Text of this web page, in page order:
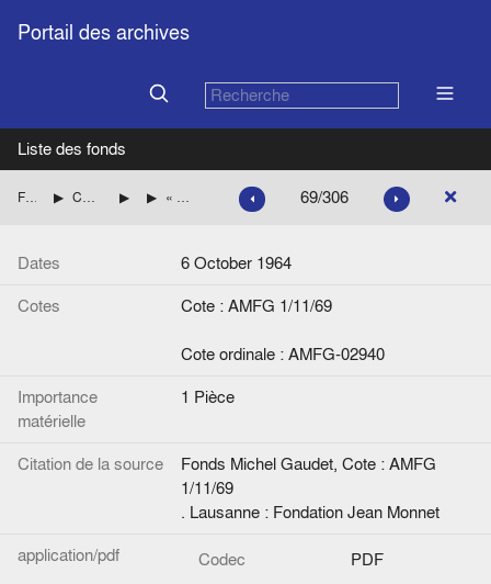
Portail des archives
Liste des fonds
Fonds Michel Gaudet Consultations du Service juridique des exécutifs européens Questions écrites
« Projet de réponse à la question écrite n° 57 de Monsieur Pleven », note de Giancarlo Olmi 69/306
Dates
6 October 1964
Cotes
Cote : AMFG 1/11/69
Cote ordinale : AMFG-02940
Importance
matérielle
1 Pièce
Citation de la source
Fonds Michel Gaudet, Cote : AMFG
1/11/69
. Lausanne : Fondation Jean Monnet
application/pdf
Codec
PDF